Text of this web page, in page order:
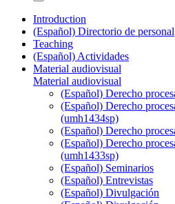
Introduction
(Español) Directorio de personal
Teaching
(Español) Actividades
Material audiovisual
Material audiovisual
(Español) Derecho
(Español) Derecho
(umh1434sp)
(Español) Derecho
(Español) Derecho
(umh1433sp)
(Español) Seminarios
(Español) Entrevistas
(Español) Divulgación